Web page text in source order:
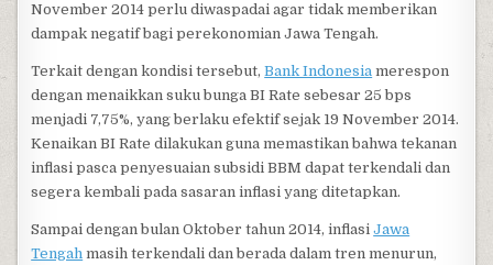
November 2014 perlu diwaspadai agar tidak memberikan
dampak negatif bagi perekonomian Jawa Tengah.
Terkait dengan kondisi tersebut,Bank Indonesia merespon
dengan menaikkan suku bunga BI Rate sebesar 25 bps
menjadi 7,75%, yang berlaku efektif sejak 19 November 2014.
Kenaikan BI Rate dilakukan guna memastikan bahwa tekanan
inflasi pasca penyesuaian subsidi BBM dapat terkendali dan
segera kembali pada sasaran inflasi yang ditetapkan.
Sampai dengan bulan Oktober tahun 2014, inflasiJawa
Tengah masih terkendali dan berada dalam tren menurun,